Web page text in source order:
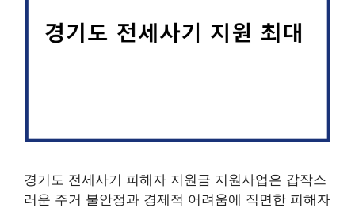
경기도 전세사기 피해자 지원금 지원사업은 갑작스
러운 주거 불안정과 경제적 어려움에 직면한 피해자